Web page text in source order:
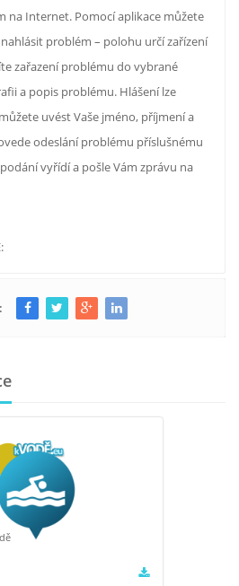
na Internet. Pomocí aplikace můžete
problém – polohu určí zařízení
zařazení problému do vybrané
a popis problému. Hlášení lze
uvést Vaše jméno, příjmení a
odeslání problému příslušnému
vyřídí a pošle Vám zprávu na